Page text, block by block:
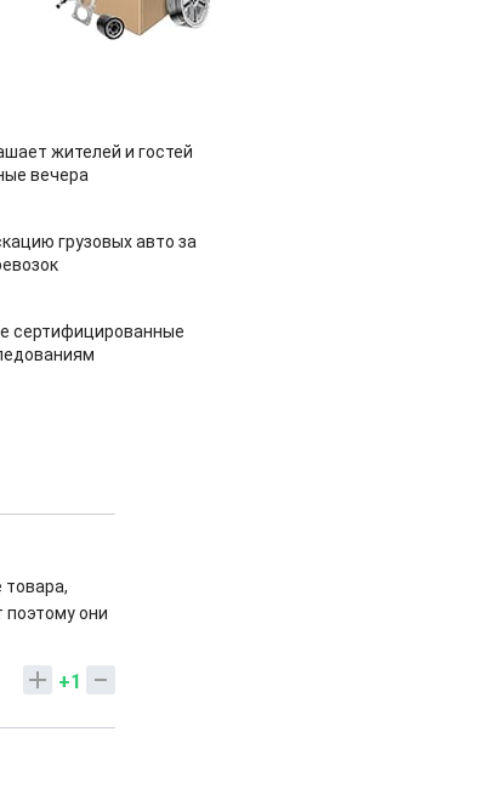
жителей и гостей
вечера
грузовых авто за
сертифицированные
товара,
поэтому они
+1